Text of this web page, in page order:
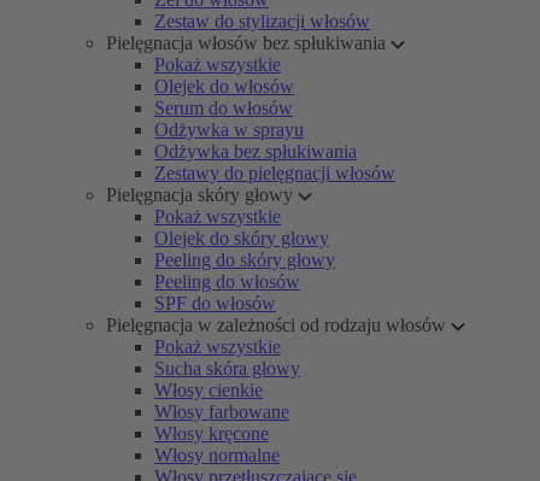
Zestaw do stylizacji włosów
Pielęgnacja włosów bez spłukiwania
Pokaż wszystkie
Olejek do włosów
Serum do włosów
Odżywka w sprayu
Odżywka bez spłukiwania
Zestawy do pielęgnacji włosów
Pielęgnacja skóry głowy
Pokaż wszystkie
Olejek do skóry głowy
Peeling do skóry głowy
Peeling do włosów
SPF do włosów
Pielęgnacja w zależności od rodzaju włosów
Pokaż wszystkie
Sucha skóra głowy
Włosy cienkie
Włosy farbowane
Włosy kręcone
Włosy normalne
Włosy przetłuszczające się